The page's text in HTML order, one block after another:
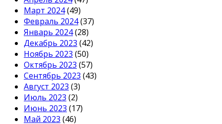
Март 2024(49)
Февраль 2024(37)
Январь 2024(28)
Декабрь 2023 (42)
Ноябрь 2023 (50)
Октябрь 2023 (57)
Сентябрь 2023 (43)
Август 2023 (3)
Июль 2023 (2)
Июнь 2023 (17)
Май 2023 (46)